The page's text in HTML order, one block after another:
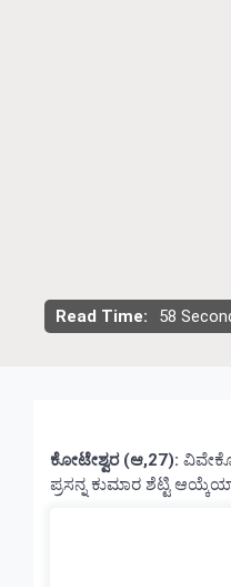
Read Time: 58
ಕೋಟೇಶ್ವರ (ಆ,27):
ಪ್ರಸನ್ನ ಕುಮಾರ ಶೆಟ್ಟಿ